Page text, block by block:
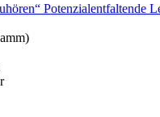
Potenzialentfaltende